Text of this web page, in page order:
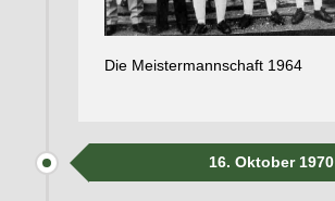
Die Meistermannschaft 1964
16. Oktober 1970